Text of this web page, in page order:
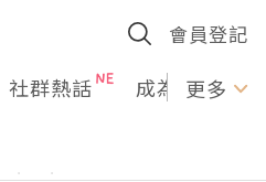
會員登記
社群熱話 成為U更多